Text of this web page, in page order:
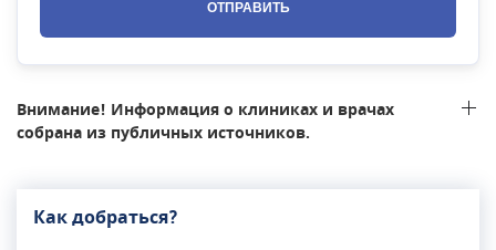
ОТПРАВИТЬ
Внимание! Информация о клиниках и врачах
собрана из публичных источников.
Как добраться?